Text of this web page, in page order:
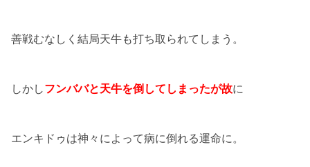
善戦むなしく結局天牛も打ち取られてしまう。
しかしフンババと天牛を倒してしまったが故に
エンキドゥは神々によって病に倒れる運命に。